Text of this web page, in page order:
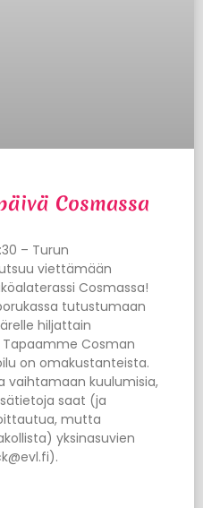
Cosmassa
– Turun
viettämään
Cosmassa!
tutustumaan
hiljattain
Cosman
on omakustanteista.
vaihtamaan kuulumisia,
saat (ja
mutta
yksinasuvien